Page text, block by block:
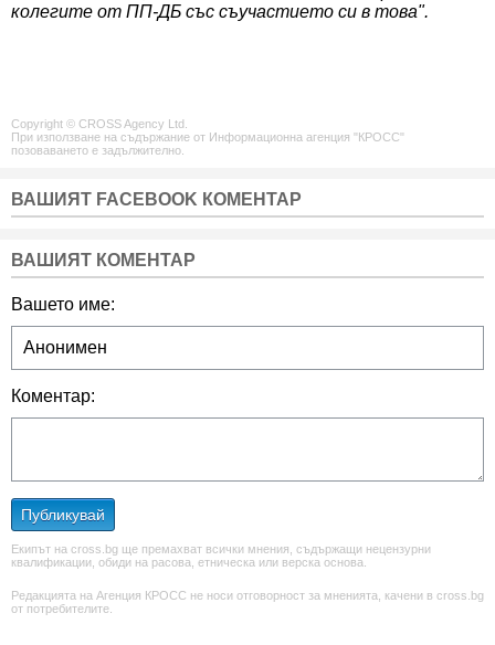
колегите от ПП-ДБ със съучастието си в това".
Copyright © CROSS Agency Ltd.
При използване на съдържание от Информационна агенция "КРОСС"
позоваването е задължително.
ВАШИЯТ FACEBOOK КОМЕНТАР
ВАШИЯТ КОМЕНТАР
Вашето име:
Коментар:
Публикувай
Екипът на cross.bg ще премахват всички мнения, съдържащи нецензурни
квалификации, обиди на расова, етническа или верска основа.
Редакцията на Агенция КРОСС не носи отговорност за мненията, качени в cross.bg
от потребителите.